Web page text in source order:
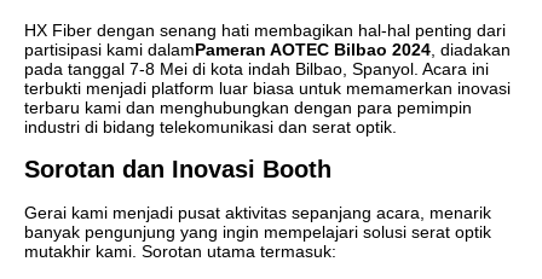
HX Fiber dengan senang hati membagikan hal-hal penting dari
partisipasi kami dalamPameran AOTEC Bilbao 2024 , diadakan
pada tanggal 7-8 Mei di kota indah Bilbao, Spanyol. Acara ini
terbukti menjadi platform luar biasa untuk memamerkan inovasi
terbaru kami dan menghubungkan dengan para pemimpin
industri di bidang telekomunikasi dan serat optik.
Sorotan dan Inovasi Booth
Gerai kami menjadi pusat aktivitas sepanjang acara, menarik
banyak pengunjung yang ingin mempelajari solusi serat optik
mutakhir kami. Sorotan utama termasuk: